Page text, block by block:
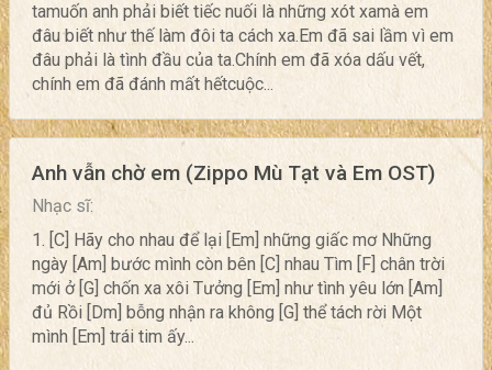
tamuốn anh phải biết tiếc nuối là những xót xamà em
đâu biết như thế làm đôi ta cách xa.Em đã sai lầm vì em
đâu phải là tình đầu của ta.Chính em đã xóa dấu vết,
chính em đã đánh mất hếtcuộc...
Anh vẫn chờ em (Zippo Mù Tạt và Em OST)
Nhạc sĩ:
1. [C] Hãy cho nhau để lại [Em] những giấc mơ Những
ngày [Am] bước mình còn bên [C] nhau Tìm [F] chân trời
mới ở [G] chốn xa xôi Tưởng [Em] như tình yêu lớn [Am]
đủ Rồi [Dm] bỗng nhận ra không [G] thể tách rời Một
mình [Em] trái tim ấy...